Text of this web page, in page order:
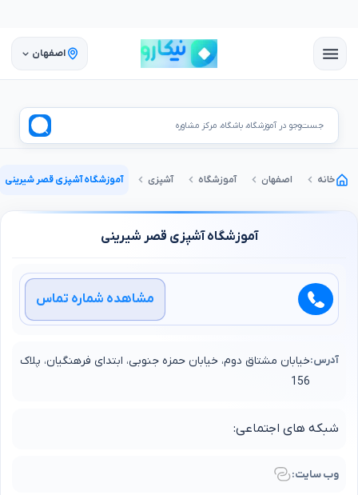
اصفهان
جست‌وجو در آموزشگاه، باشگاه، مرکز مشاوره
خانه اصفهان آموزشگاه آشپزی آموزشگاه آشپزی قصر شیرینی
آموزشگاه آشپزی قصر شیرینی
مشاهده شماره تماس
آدرس:خیابان مشتاق دوم، خیابان حمزه جنوبی، ابتدای فرهنگیان، پلاک
156
شبکه های اجتماعی:
وب سایت: